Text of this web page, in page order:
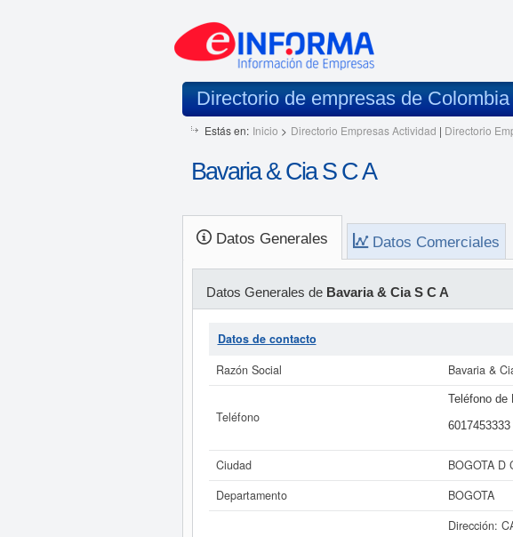
Directorio de empresas de Colombia
Estás en: Inicio > Directorio Empresas Actividad | Directorio
Bavaria & Cia S C A
Datos Generales Datos Comerciales
Datos Generales de Bavaria & Cia S C A
Datos de contacto
Razón Social
Bavaria &
Teléfono
Teléfono de
6017453333
Ciudad
BOGOTA D
Departamento
BOGOTA
Dirección: